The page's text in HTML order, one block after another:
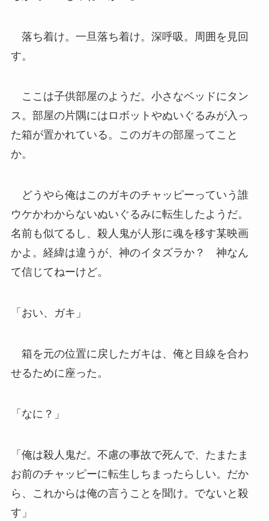
落ち着け。一旦落ち着け。深呼吸。周囲を見回
す。
ここは子供部屋のようだ。小さなベッドにタン
ス。部屋の片隅にはロボットやぬいぐるみが入っ
た箱が置かれている。このガキの部屋ってこと
か。
どうやら俺はこのガキのチャッピーっていう誰
ウケかわからないぬいぐるみに転生したようだ。
名前も似てるし、殺人鬼が人形に魂を移す某映画
かよ。経緯は違うが、神のイタズラか？ 神なん
て信じてねーけど。
「おい、ガキ」
箱を元の位置に戻したガキは、俺と目線を合わ
せるために座った。
「なに？」
「俺は殺人鬼だ。不慮の事故で死んで、たまたま
お前のチャッピーに転生しちまったらしい。だか
ら、これからは俺の言うことを聞け。でないと殺
す」